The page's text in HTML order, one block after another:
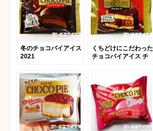
冬のチョコパイアイス
2021
くちどけにこだわった
チョコパイアイス チ